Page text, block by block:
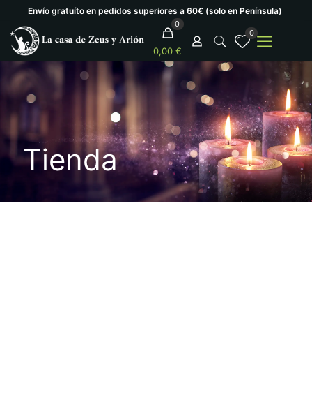
Envío gratuíto en pedidos superiores a 60€ (solo en Península)
0
0,00 €
0
Tienda